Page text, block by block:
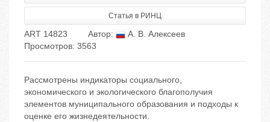
Статья в РИНЦ
ART 14823 Автор:
А. В. Алексеев
Просмотров: 3563
Рассмотрены индикаторы социального,
экономического и экологического благополучия
элементов муниципального образования и подходы к
оценке его жизнедеятельности.